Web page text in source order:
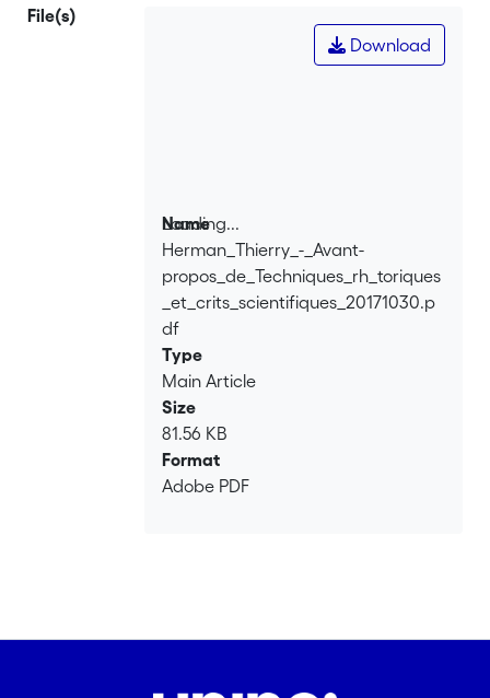
File(s)
Loading...
Loading...
Download
Name
Herman_Thierry_-_Avant-
propos_de_Techniques_rh_toriques
_et_crits_scientifiques_20171030.p
df
Type
Main Article
Size
81.56 KB
Format
Adobe PDF